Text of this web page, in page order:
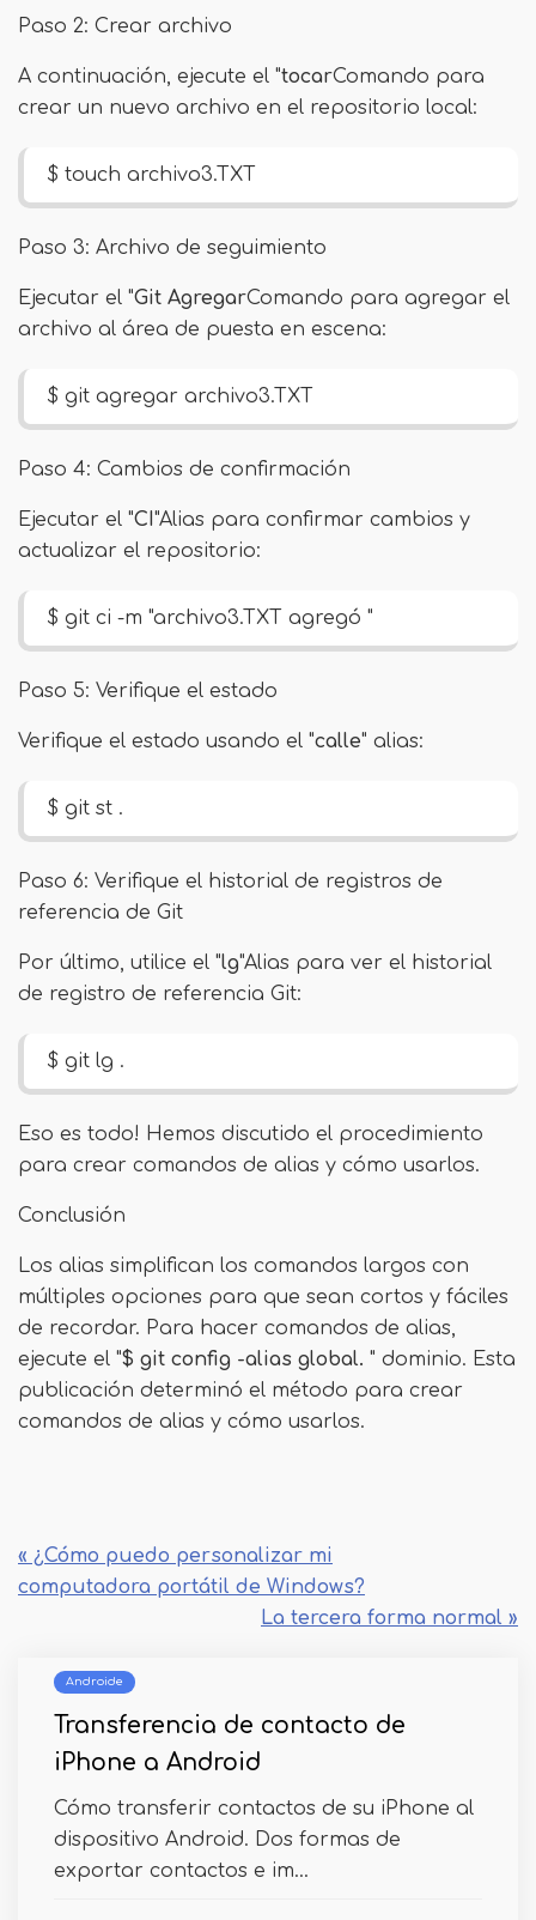
Paso 2: Crear archivo
A continuación, ejecute el "tocarComando para
crear un nuevo archivo en el repositorio local:
$ touch archivo3.TXT
Paso 3: Archivo de seguimiento
Ejecutar el "Git AgregarComando para agregar el
archivo al área de puesta en escena:
$ git agregar archivo3.TXT
Paso 4: Cambios de confirmación
Ejecutar el "CI"Alias ​​para confirmar cambios y
actualizar el repositorio:
$ git ci -m "archivo3.TXT agregó "
Paso 5: Verifique el estado
Verifique el estado usando el "calle" alias:
$ git st .
Paso 6: Verifique el historial de registros de
referencia de Git
Por último, utilice el "lg"Alias ​​para ver el historial
de registro de referencia Git:
$ git lg .
Eso es todo! Hemos discutido el procedimiento
para crear comandos de alias y cómo usarlos.
Conclusión
Los alias simplifican los comandos largos con
múltiples opciones para que sean cortos y fáciles
de recordar. Para hacer comandos de alias,
ejecute el "$ git config -alias global. " dominio. Esta
publicación determinó el método para crear
comandos de alias y cómo usarlos.
« ¿Cómo puedo personalizar mi
computadora portátil de Windows?
La tercera forma normal »
Androide
Transferencia de contacto de
iPhone a Android
Cómo transferir contactos de su iPhone al
dispositivo Android. Dos formas de
exportar contactos e im...